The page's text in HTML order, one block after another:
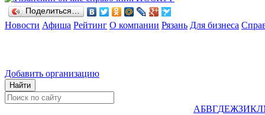
Поделиться…
Новости Афиша Рейтинг О компании Рязань Для бизнеса
Добавить организацию
АБВГДЕЖЗИКЛ